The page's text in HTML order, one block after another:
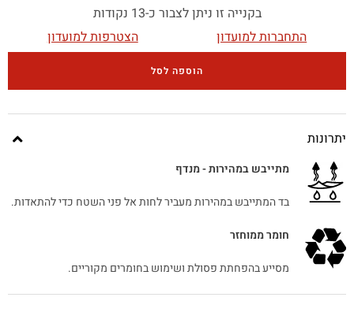
בקנייה זו ניתן לצבור כ-13 נקודות
התחברות למועדון
הצטרפות למועדון
הוספה לסל
יתרונות
מתייבש במהירות - מנדף
בד המתייבש במהירות מעביר לחות אל פני השטח כדי להתאדות.
חומר ממוחזר
מסייע בהפחתת פסולת ושימוש בחומרים מקוריים.